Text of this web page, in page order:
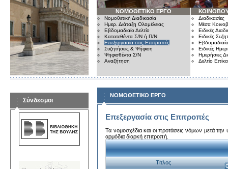
ΝΟΜΟΘΕΤΙΚΟ ΕΡΓΟ
Νομοθετική Διαδικασία
Ημερ. Διάταξη Ολομέλειας
Εβδομαδιαίο Δελτίο
Κατατεθέντα Σ/Ν ή Π/Ν
Επεξεργασία στις Επιτροπές
Συζητήσεις & Ψήφιση
Ψηφισθέντα Σ/Ν
Αναζήτηση
Διαδικασίες
Μέσα
Ειδικές
Ειδικές
Εβδομαδιαίο
Ειδικές
Ημερήσιες
Δελτίο
Σύνδεσμοι
ΝΟΜΟΘΕΤΙΚΟ ΕΡΓΟ
Επεξεργασία στις Επιτροπές
Τα νομοσχέδια και οι προτάσεις νόμων μετά
αρμόδια διαρκή επιτροπή.
Τίτλος